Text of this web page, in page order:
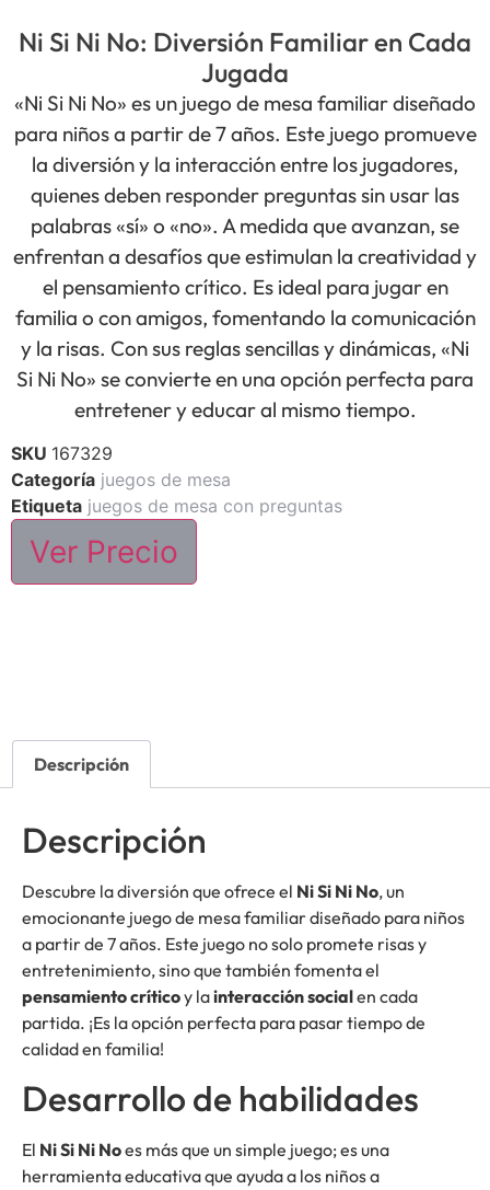
Ni Si Ni No: Diversión Familiar en Cada
Jugada
«Ni Si Ni No» es un juego de mesa familiar diseñado
para niños a partir de 7 años. Este juego promueve
la diversión y la interacción entre los jugadores,
quienes deben responder preguntas sin usar las
palabras «sí» o «no». A medida que avanzan, se
enfrentan a desafíos que estimulan la creatividad y
el pensamiento crítico. Es ideal para jugar en
familia o con amigos, fomentando la comunicación
y la risas. Con sus reglas sencillas y dinámicas, «Ni
Si Ni No» se convierte en una opción perfecta para
entretener y educar al mismo tiempo.
SKU 167329
Categoría juegos de mesa
Etiqueta juegos de mesa con preguntas
Ver Precio
Descripción
Descripción
Descubre la diversión que ofrece el Ni Si Ni No, un
emocionante juego de mesa familiar diseñado para niños
a partir de 7 años. Este juego no solo promete risas y
entretenimiento, sino que también fomenta el
pensamiento críticoy lainteracción socialen cada
partida. ¡Es la opción perfecta para pasar tiempo de
calidad en familia!
Desarrollo de habilidades
El Ni Si Ni Noes más que un simple juego; es una
herramienta educativa que ayuda a los niños a